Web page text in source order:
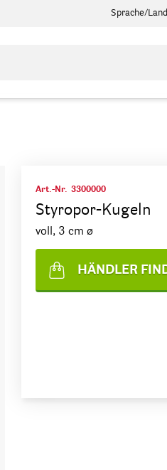
Sprache/
Art.-Nr. 3300000
Styropor-Kugeln
voll, 3 cm ø
HÄNDLER